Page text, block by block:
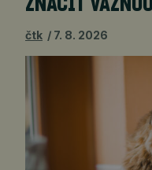
ZNAČIT
čtk 7. 8. 2026